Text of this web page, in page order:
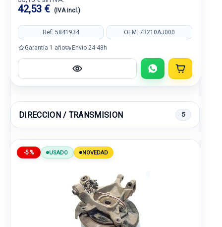
42,53 € (IVA incl.)
Ref: 5841934 OEM: 73210AJ000
Garantía 1 año Envío 24-48h
DIRECCION / TRANSMISION 5
-5% USADO NOVEDAD